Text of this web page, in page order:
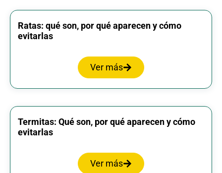
Ratas: qué son, por qué aparecen y cómo
evitarlas
Ver más
Termitas: Qué son, por qué aparecen y cómo
evitarlas
Ver más